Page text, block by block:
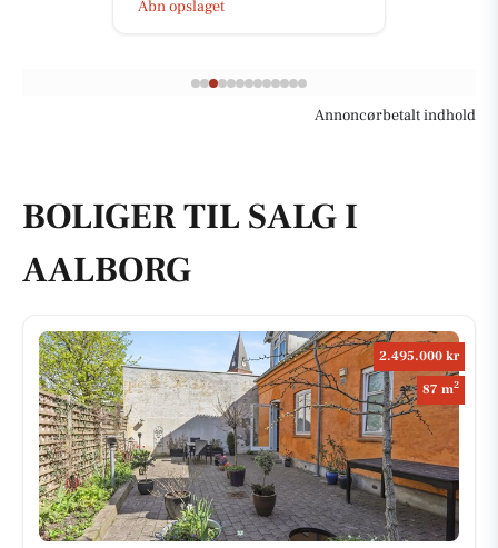
Åbn opslaget
Annoncørbetalt indhold
BOLIGER TIL SALG I
AALBORG
2.495.000 kr
87 m2